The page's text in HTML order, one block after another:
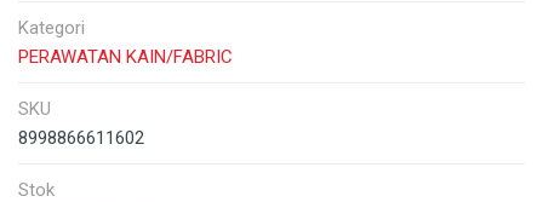
Kategori
PERAWATAN KAIN/FABRIC
SKU
8998866611602
Stok